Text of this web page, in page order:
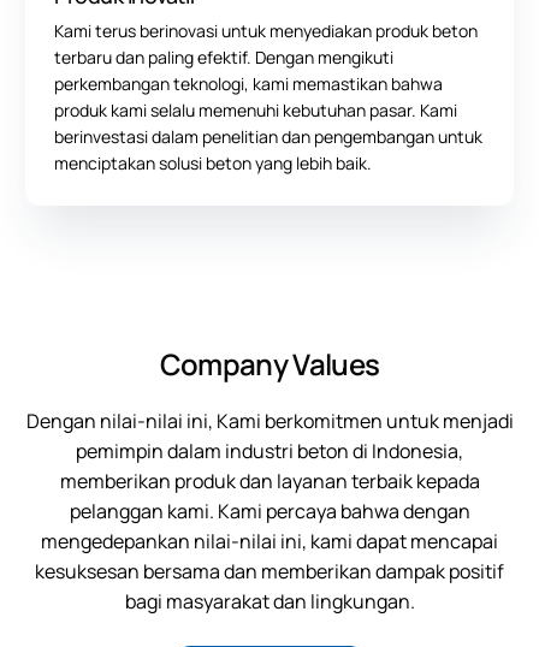
Kami terus berinovasi untuk menyediakan produk beton
terbaru dan paling efektif. Dengan mengikuti
perkembangan teknologi, kami memastikan bahwa
produk kami selalu memenuhi kebutuhan pasar. Kami
berinvestasi dalam penelitian dan pengembangan untuk
menciptakan solusi beton yang lebih baik.
Company Values
Dengan nilai-nilai ini, Kami berkomitmen untuk menjadi
pemimpin dalam industri beton di Indonesia,
memberikan produk dan layanan terbaik kepada
pelanggan kami. Kami percaya bahwa dengan
mengedepankan nilai-nilai ini, kami dapat mencapai
kesuksesan bersama dan memberikan dampak positif
bagi masyarakat dan lingkungan.